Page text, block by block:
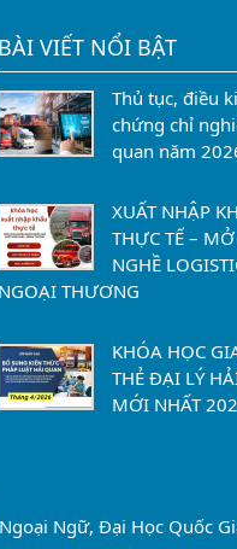
BÀI VIẾT NỔI BẬT
Thủ tục, điều
chứng chỉ
quan năm
XUẤT NHẬP
THỰC TẾ –
NGHỀ
NGOẠI THƯƠNG
KHÓA HỌC
THẺ ĐẠI LÝ
MỚI NHẤT
Ngữ, Đại Học Quốc